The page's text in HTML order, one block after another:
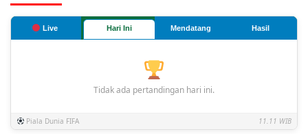
Live Hari Ini Mendatang Hasil
Tidak ada pertandingan hari ini.
Piala Dunia FIFA 11.11 WIB